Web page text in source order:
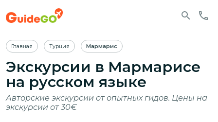
Главная Турция Мармарис
Экскурсии в Мармарисе
на русском языке
Авторские экскурсии от опытных гидов. Цены на
экскурсии от 30€